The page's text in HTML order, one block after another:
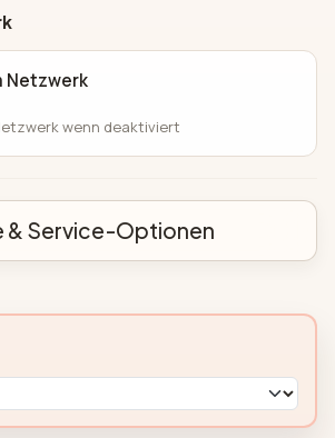
Netzwerk
wenn deaktiviert
& Service-Optionen